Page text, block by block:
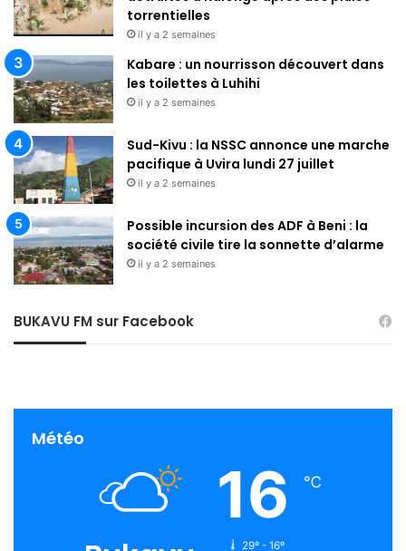
torrentielles
il y a 2 semaines
Kabare : un nourrisson découvert dans
les toilettes à Luhihi
il y a 2 semaines
Sud-Kivu : la NSSC annonce une marche
pacifique à Uvira lundi 27 juillet
il y a 2 semaines
Possible incursion des ADF à Beni : la
société civile tire la sonnette d’alarme
il y a 2 semaines
BUKAVU FM sur Facebook
Météo
16 ℃
29º - 16º